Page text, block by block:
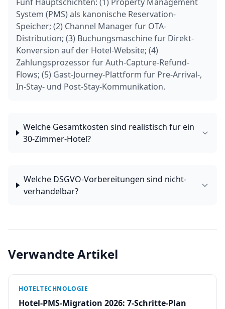
System (PMS) als kanonische Reservation-
Speicher; (2) Channel Manager fur OTA-
Distribution; (3) Buchungsmaschine fur Direkt-
Konversion auf der Hotel-Website; (4)
Zahlungsprozessor fur Auth-Capture-Refund-
Flows; (5) Gast-Journey-Plattform fur Pre-Arrival-,
In-Stay- und Post-Stay-Kommunikation.
Welche Gesamtkosten sind realistisch fur ein
30-Zimmer-Hotel?
Welche DSGVO-Vorbereitungen sind nicht-
verhandelbar?
Verwandte Artikel
HOTELTECHNOLOGIE
Hotel-PMS-Migration 2026: 7-Schritte-Plan